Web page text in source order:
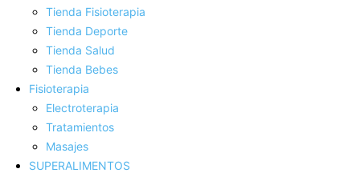
Tienda Fisioterapia
Tienda Deporte
Tienda Salud
Tienda Bebes
Fisioterapia
Electroterapia
Tratamientos
Masajes
SUPERALIMENTOS